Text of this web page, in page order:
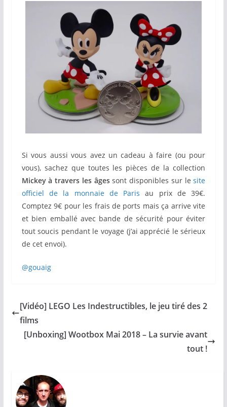
Si vous aussi vous avez un cadeau à faire (ou pour
vous), sachez que toutes les pièces de la collection
Mickey à travers les âgessont disponibles sur lesite
officiel de la monnaie de Paris au prix de 39€.
Comptez 9€ pour les frais de ports mais ça arrive vite
et bien emballé avec bande de sécurité pour éviter
tout soucis pendant le voyage (j’ai apprécié le sérieux
de cet envoi).
@gouaig
[Vidéo] LEGO Les Indestructibles, le jeu tiré des 2
films
[Unboxing] Wootbox Mai 2018 – La survie avant
tout !